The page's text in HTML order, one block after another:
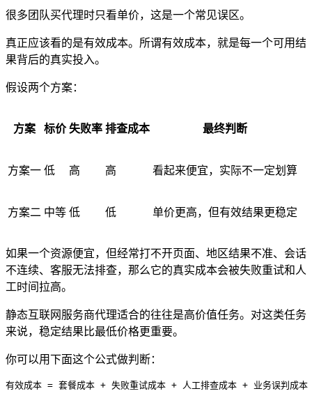
很多团队买代理时只看单价，这是一个常见误区。
真正应该看的是有效成本。所谓有效成本，就是每一个可用结
果背后的真实投入。
假设两个方案：
方案 标价 失败率 排查成本 最终判断
方案一 低 高 高 看起来便宜，实际不一定划算
方案二 中等 低 低 单价更高，但有效结果更稳定
如果一个资源便宜，但经常打不开页面、地区结果不准、会话
不连续、客服无法排查，那么它的真实成本会被失败重试和人
工时间拉高。
静态互联网服务商代理适合的往往是高价值任务。对这类任务
来说，稳定结果比最低价格更重要。
你可以用下面这个公式做判断：
有效成本 = 套餐成本 + 失败重试成本 + 人工排查成本 + 业务误判成本